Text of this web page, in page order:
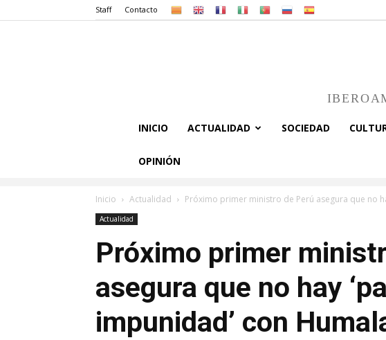
Staff Contacto
INICIO ACTUALIDAD SOCIEDAD
OPINIÓN
Inicio Actualidad Próximo primer ministro de Perú asegura que no
Actualidad
Próximo primer
asegura que no hay
impunidad’ con